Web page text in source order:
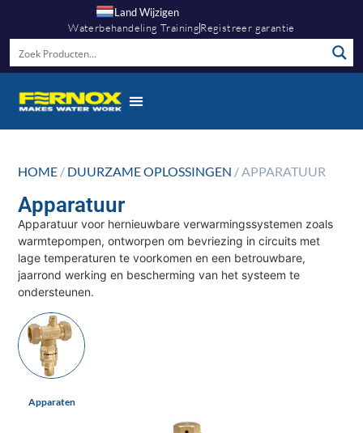
Land Wijzigen
Waterbehandeling TrainingRegistreer garantie
HOME / DUURZAME OPLOSSINGEN / APPARATUUR
Apparatuur
Apparatuur voor hernieuwbare verwarmingssystemen zoals
warmtepompen, ontworpen om bevriezing in circuits met
lage temperaturen te voorkomen en een betrouwbare,
jaarrond werking en bescherming van het systeem te
ondersteunen.
Apparaten